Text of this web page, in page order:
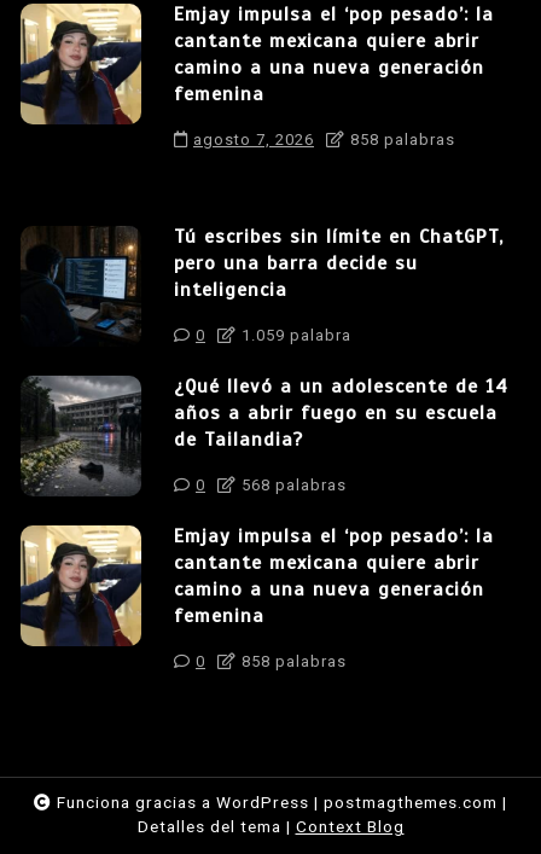
Emjay impulsa el ‘pop pesado’: la
cantante mexicana quiere abrir
camino a una nueva generación
femenina
agosto 7, 2026 858 palabras
Tú escribes sin límite en ChatGPT,
pero una barra decide su
inteligencia
0 1.059 palabra
¿Qué llevó a un adolescente de 14
años a abrir fuego en su escuela
de Tailandia?
0 568 palabras
Emjay impulsa el ‘pop pesado’: la
cantante mexicana quiere abrir
camino a una nueva generación
femenina
0 858 palabras
Funciona gracias a WordPress | postmagthemes.com |
Detalles del tema | Context Blog